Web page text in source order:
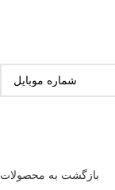
بازگشت به محصولات